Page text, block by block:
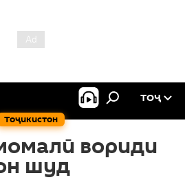
Тоҷикистон
ТОҶ
вориди
шуд